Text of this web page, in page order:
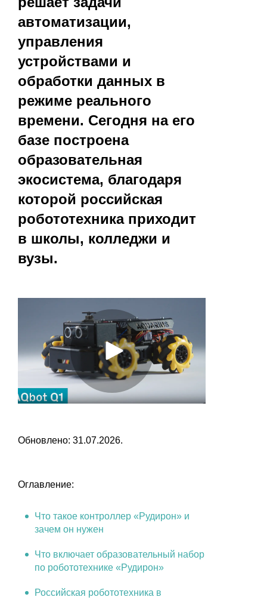
автоматизации,
управления
устройствами и
обработки данных в
режиме реального
времени. Сегодня на его
базе построена
образовательная
экосистема, благодаря
которой российская
робототехника приходит
в школы, колледжи и
вузы.
Обновлено: 31.07.2026.
Оглавление:
Что такое контроллер «Рудирон» и
зачем он нужен
Что включает образовательный набор
по робототехнике «Рудирон»
Российская робототехника в